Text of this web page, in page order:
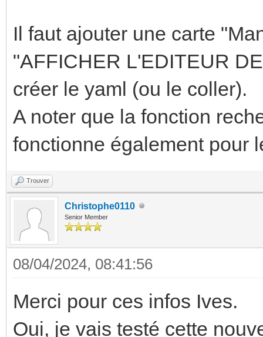
Il faut ajouter une carte
"AFFICHER L'EDITEUR
créer le yaml (ou le coller).
A noter que la fonction
fonctionne également pour
Trouver
Christophe0110
Senior Member
08/04/2024, 08:41:56
Merci pour ces infos Ives.
Oui, je vais testé cette